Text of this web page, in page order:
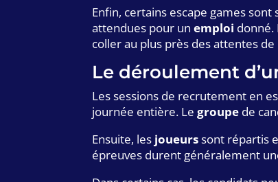
Enfin, certains escape games
attendues pour unemploi donné.
coller au plus près des attentes de
Le déroulement
Les sessions de recrutement en
journée entière. Legroupe de
Ensuite, les joueurssont répartis
épreuves durent généralement